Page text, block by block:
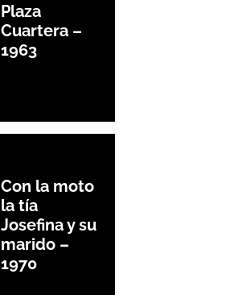
Plaza
Cuartera –
1963
Con la moto
la tía
Josefina y su
marido –
1970